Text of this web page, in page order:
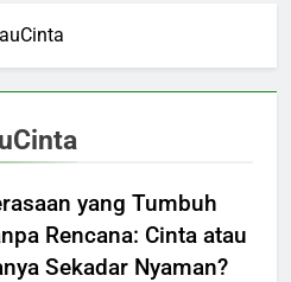
yang Tumbuh
Rencana: Cinta atau
Sekadar Nyaman?